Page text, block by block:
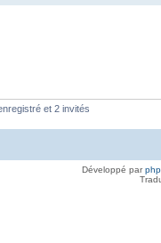
et 2 invités
Développé par